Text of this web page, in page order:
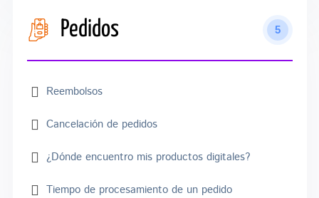
Pedidos 5
Reembolsos
Cancelación de pedidos
¿Dónde encuentro mis productos digitales?
Tiempo de procesamiento de un pedido